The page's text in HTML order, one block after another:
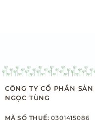
CÔNG TY CỔ PHẦN
NGỌC TÙNG
MÃ SỐ THUẾ: 0301415086